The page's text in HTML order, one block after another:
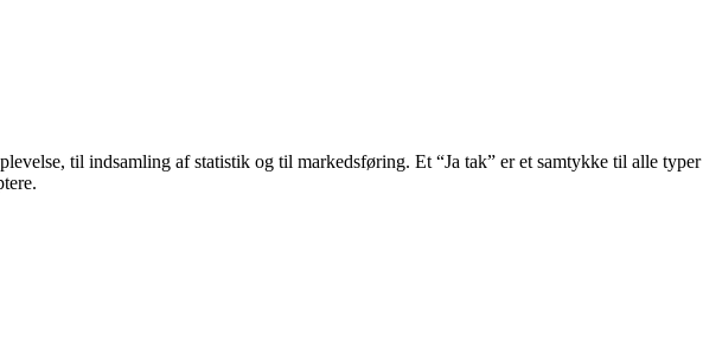
til indsamling af statistik og til markedsføring. Et “Ja tak” er et samtykke til alle